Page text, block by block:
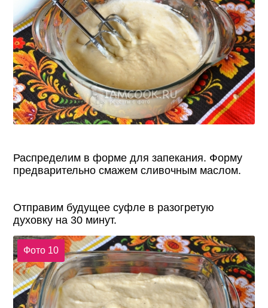
Распределим в форме для запекания. Форму
предварительно смажем сливочным маслом.
Отправим будущее суфле в разогретую
духовку на 30 минут.
Фото 10